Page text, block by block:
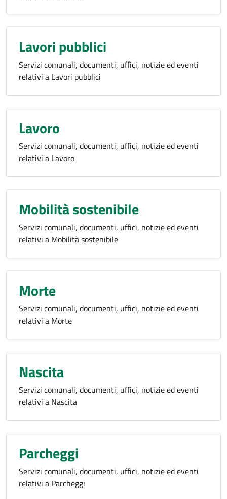
Lavori pubblici
Servizi comunali, documenti, uffici, notizie ed eventi
relativi a Lavori pubblici
Lavoro
Servizi comunali, documenti, uffici, notizie ed eventi
relativi a Lavoro
Mobilità sostenibile
Servizi comunali, documenti, uffici, notizie ed eventi
relativi a Mobilità sostenibile
Morte
Servizi comunali, documenti, uffici, notizie ed eventi
relativi a Morte
Nascita
Servizi comunali, documenti, uffici, notizie ed eventi
relativi a Nascita
Parcheggi
Servizi comunali, documenti, uffici, notizie ed eventi
relativi a Parcheggi